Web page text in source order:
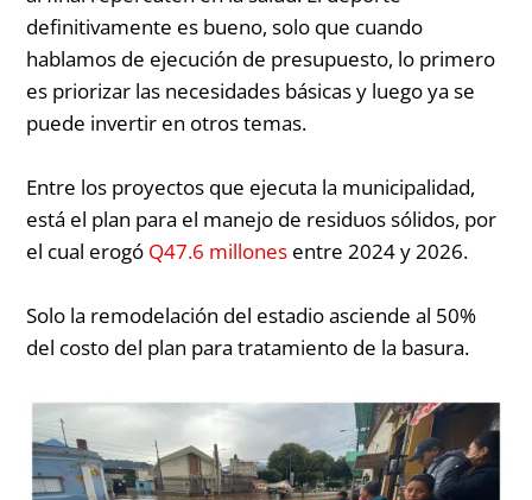
definitivamente es bueno, solo que cuando
hablamos de ejecución de presupuesto, lo primero
es priorizar las necesidades básicas y luego ya se
puede invertir en otros temas.
Entre los proyectos que ejecuta la municipalidad,
está el plan para el manejo de residuos sólidos, por
el cual erogó Q47.6 millones entre 2024 y 2026.
Solo la remodelación del estadio asciende al 50%
del costo del plan para tratamiento de la basura.